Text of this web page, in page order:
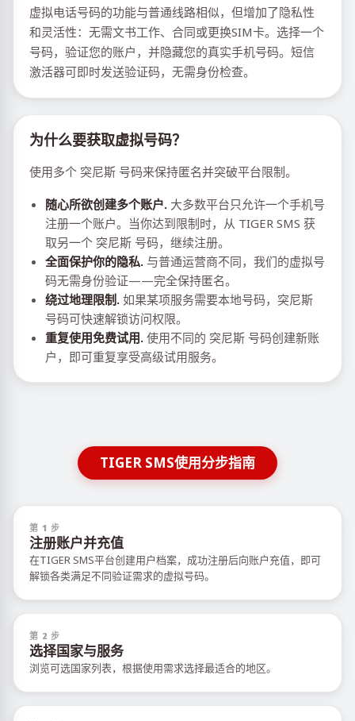
虚拟电话号码的功能与普通线路相似，但增加了隐私性
和灵活性：无需文书工作、合同或更换SIM卡。选择一个
号码，验证您的账户，并隐藏您的真实手机号码。短信
激活器可即时发送验证码，无需身份检查。
为什么要获取虚拟号码？
使用多个 突尼斯 号码来保持匿名并突破平台限制。
随心所欲创建多个账户. 大多数平台只允许一个手机号
注册一个账户。当你达到限制时，从 TIGER SMS 获
取另一个 突尼斯 号码，继续注册。
全面保护你的隐私. 与普通运营商不同，我们的虚拟号
码无需身份验证——完全保持匿名。
绕过地理限制. 如果某项服务需要本地号码，突尼斯
号码可快速解锁访问权限。
重复使用免费试用. 使用不同的 突尼斯 号码创建新账
户，即可重复享受高级试用服务。
TIGER SMS使用分步指南
第 1 步
注册账户并充值
在TIGER SMS平台创建用户档案，成功注册后向账户充值，即可
解锁各类满足不同验证需求的虚拟号码。
第 2 步
选择国家与服务
浏览可选国家列表，根据使用需求选择最适合的地区。